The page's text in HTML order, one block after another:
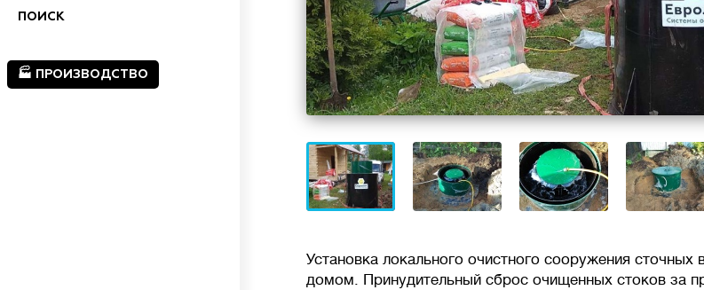
ПОИСК
🏭 ПРОИЗВОДСТВО
Установка локального очистного сооружения
домом. Принудительный сброс очищенных стоков за